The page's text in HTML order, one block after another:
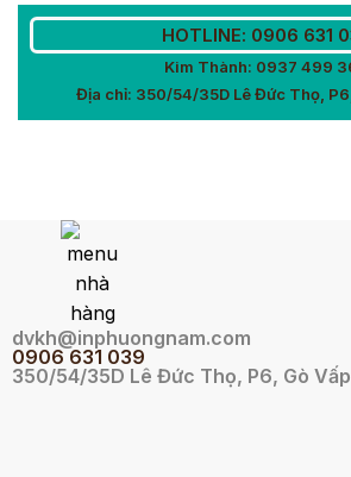
HOTLINE: 0906 631
Kim Thành: 0937 499
Địa chỉ: 350/54/35D Lê Đức Thọ,
dvkh@inphuongnam.com
0906 631 039
350/54/35D Lê Đức Thọ, P6, Gò